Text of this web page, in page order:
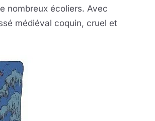
nombreux écoliers. Avec
médiéval coquin, cruel et